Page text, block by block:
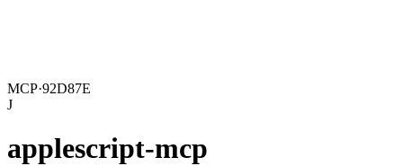
MCP·92D87E
J
applescript-mcp